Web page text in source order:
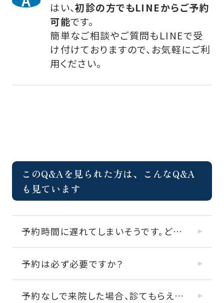
はい、初診の方でもLINEからご予約
可能です。
簡単なご相談やご質問もLINEで受
け付けておりますので、お気軽にご利
用ください。
このQ&Aを見られた方は、こんなQ&A
も見ています
予約時間に遅れてしまいそうです。どうすれば良いですか？
予約は必ず必要ですか？
予約なしで来院した場合、診てもらえますか？